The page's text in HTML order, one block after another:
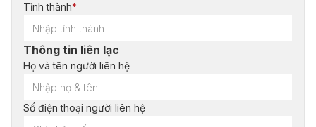
Tỉnh thành*
Thông tin liên lạc
Họ và tên người liên hệ
Số điện thoại người liên hệ